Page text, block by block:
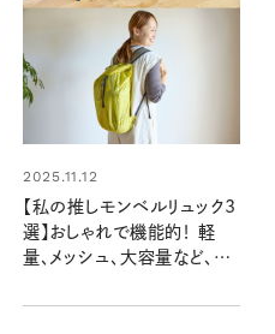
2025.11.12
【私の推しモンベルリュック3
選】おしゃれで機能的！ 軽
量、メッシュ、大容量など、用
利な3型はコレ！